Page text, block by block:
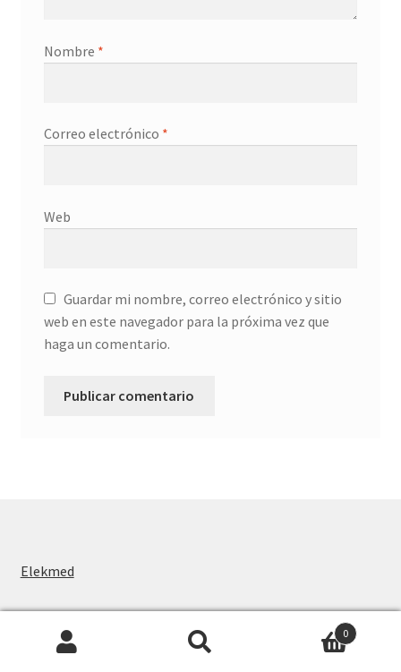
Nombre *
Correo electrónico *
Web
Guardar mi nombre, correo electrónico y sitio
web en este navegador para la próxima vez que
haga un comentario.
Elekmed
0